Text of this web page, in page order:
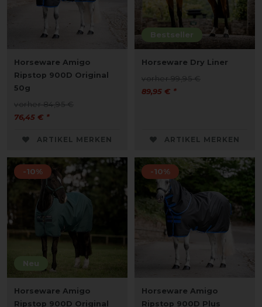
Horseware Amigo
Ripstop 900D Original
50g
vorher 84,95 €
76,45 € *
ARTIKEL MERKEN
Bestseller
Horseware Dry Liner
vorher 99,95 €
89,95 € *
ARTIKEL MERKEN
Neu
-10%
Horseware Amigo
Ripstop 900D Original
-10%
Horseware Amigo
Ripstop 900D Plus